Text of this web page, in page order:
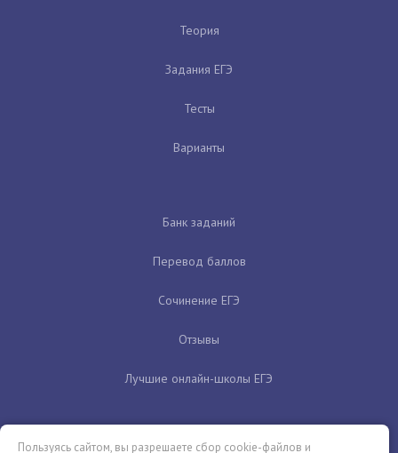
Теория
Задания ЕГЭ
Тесты
Варианты
Банк заданий
Перевод баллов
Сочинение ЕГЭ
Отзывы
Лучшие онлайн-школы ЕГЭ
Пользуясь сайтом, вы разрешаете сбор cookie-файлов и